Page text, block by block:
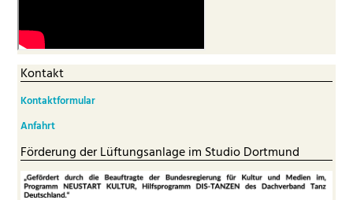
Kontakt
Kontaktformular
Anfahrt
Förderung der Lüftungsanlage im Studio Dortmund